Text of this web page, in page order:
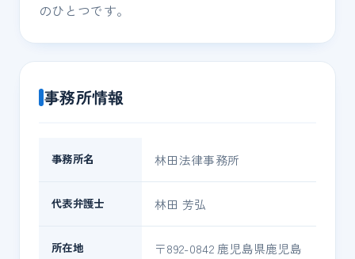
のひとつです。
事務所情報
事務所名 林田法律事務所
代表弁護士 林田 芳弘
所在地 〒892-0842 鹿児島県鹿児島